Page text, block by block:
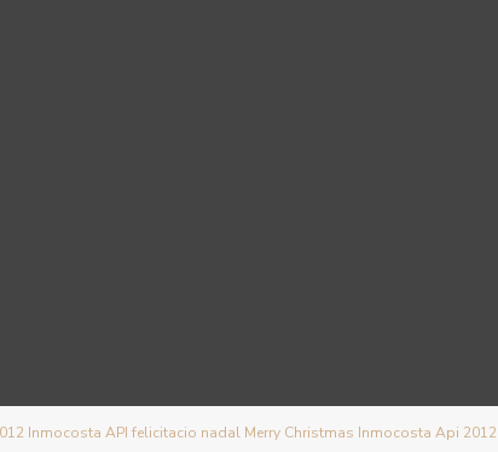
Inmocosta API felicitacio nadal Merry Christmas Inmocosta Api 2012